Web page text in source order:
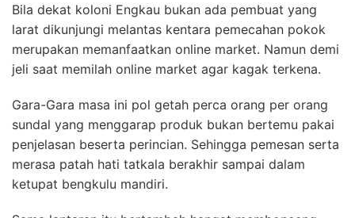
Bila dekat koloni Engkau bukan ada pembuat yang
larat dikunjungi melantas kentara pemecahan pokok
merupakan memanfaatkan online market. Namun demi
jeli saat memilah online market agar kagak terkena.
Gara-Gara masa ini pol getah perca orang per orang
sundal yang menggarap produk bukan bertemu pakai
penjelasan beserta perincian. Sehingga pemesan serta
merasa patah hati tatkala berakhir sampai dalam
ketupat bengkulu mandiri.